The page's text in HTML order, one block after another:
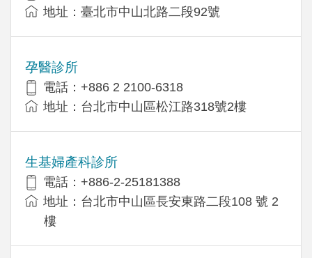
地址：臺北市中山北路二段92號
孕醫診所
電話：+886 2 2100-6318
地址：台北市中山區松江路318號2樓
生基婦產科診所
電話：+886-2-25181388
地址：台北市中山區長安東路二段108 號 2
樓